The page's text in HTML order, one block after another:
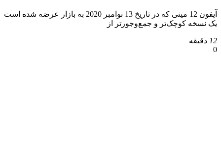
آیفون 12 مینی که در تاریخ 13 نوامبر 2020 به بازار عرضه شده است
یک نسخه کوچک‌تر و جمع‌وجورتر از
12 دقیقه
0